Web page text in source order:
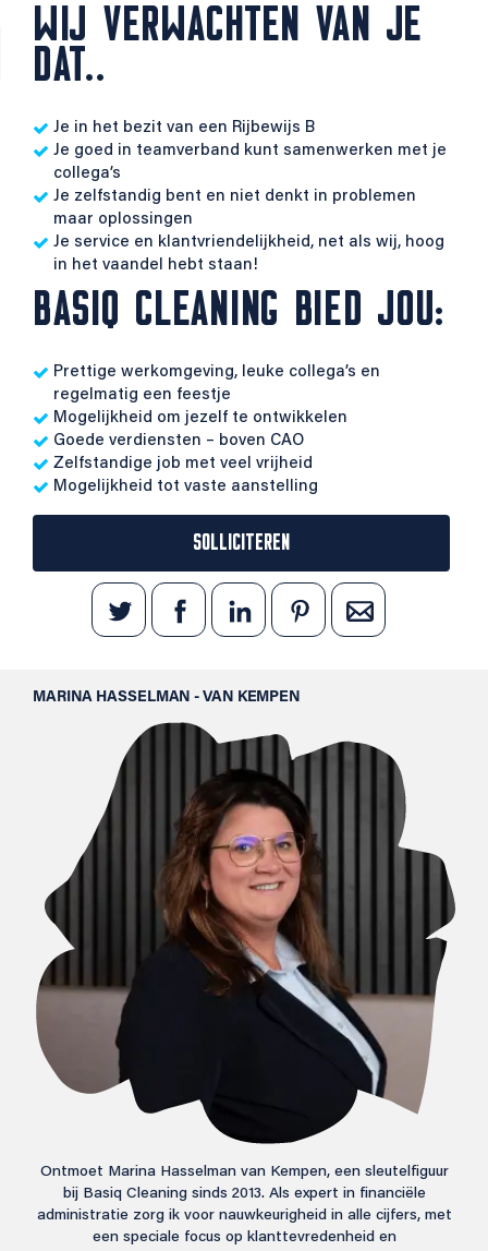
WIJ VERWACHTEN VAN JE
DAT..
Je in het bezit van een Rijbewijs B
Je goed in teamverband kunt samenwerken met je
collega’s
Je zelfstandig bent en niet denkt in problemen
maar oplossingen
Je service en klantvriendelijkheid, net als wij, hoog
in het vaandel hebt staan!
BASIQ CLEANING BIED JOU:
Prettige werkomgeving, leuke collega’s en
regelmatig een feestje
Mogelijkheid om jezelf te ontwikkelen
Goede verdiensten – boven CAO
Zelfstandige job met veel vrijheid
Mogelijkheid tot vaste aanstelling
SOLLICITEREN
MARINA HASSELMAN - VAN KEMPEN
Ontmoet Marina Hasselman van Kempen, een sleutelfiguur
bij Basiq Cleaning sinds 2013. Als expert in financiële
administratie zorg ik voor nauwkeurigheid in alle cijfers, met
een speciale focus op klanttevredenheid en